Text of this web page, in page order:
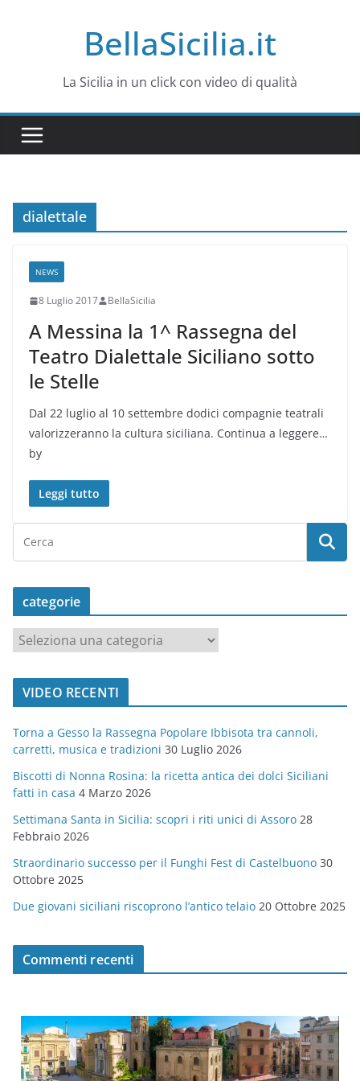
BellaSicilia.it
La Sicilia in un click con video di qualità
dialettale
NEWS
8 Luglio 2017 BellaSicilia
A Messina la 1^ Rassegna del
Teatro Dialettale Siciliano sotto
le Stelle
Dal 22 luglio al 10 settembre dodici compagnie teatrali
valorizzeranno la cultura siciliana. Continua a leggere…
by
Leggi tutto
categorie
a
t
o
r
i
e
VIDEO RECENTI
Torna a Gesso la Rassegna Popolare Ibbisota tra cannoli,
carretti, musica e tradizioni 30 Luglio 2026
Biscotti di Nonna Rosina: la ricetta antica dei dolci Siciliani
fatti in casa 4 Marzo 2026
Settimana Santa in Sicilia: scopri i riti unici di Assoro 28
Febbraio 2026
Straordinario successo per il Funghi Fest di Castelbuono 30
Ottobre 2025
Due giovani siciliani riscoprono l’antico telaio 20 Ottobre 2025
Commenti recenti